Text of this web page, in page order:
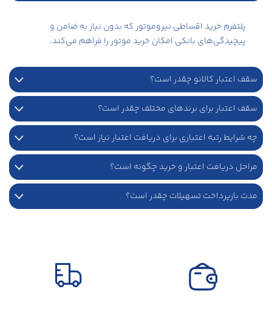
پلتفرم خرید اقساطی نیروموتور که بدون نیاز به ضامن و
پیچیدگی‌های بانکی امکان خرید موتور را فراهم می‌کند.
سقف اعتبار کالانو چقدر است؟
سقف اعتبار برای برندهای مختلف چقدر است؟
چه شرایط رتبه اعتباری برای دریافت اعتبار نیاز است؟
مراحل دریافت اعتبار و خرید چگونه است؟
مدت بازپرداخت تسهیلات چقدر است؟